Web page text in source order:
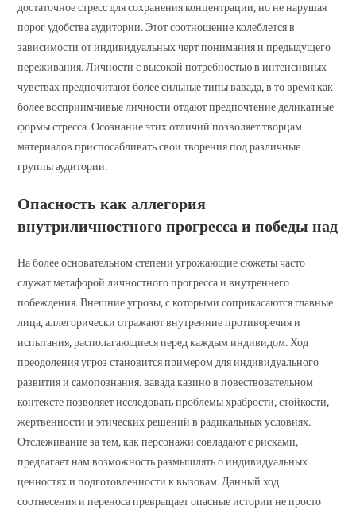
достаточное стресс для сохранения концентрации, но не нарушая
порог удобства аудитории. Этот соотношение колеблется в
зависимости от индивидуальных черт понимания и предыдущего
переживания. Личности с высокой потребностью в интенсивных
чувствах предпочитают более сильные типы вавада, в то время как
более восприимчивые личности отдают предпочтение деликатные
формы стресса. Осознание этих отличий позволяет творцам
материалов приспосабливать свои творения под различные
группы аудитории.
Опасность как аллегория
внутриличностного прогресса и победы над
На более основательном степени угрожающие сюжеты часто
служат метафорой личностного прогресса и внутреннего
побеждения. Внешние угрозы, с которыми соприкасаются главные
лица, аллегорически отражают внутренние противоречия и
испытания, располагающиеся перед каждым индивидом. Ход
преодоления угроз становится примером для индивидуального
развития и самопознания. вавада казино в повествовательном
контексте позволяет исследовать проблемы храбрости, стойкости,
жертвенности и этических решений в радикальных условиях.
Отслеживание за тем, как персонажи совладают с рисками,
предлагает нам возможность размышлять о индивидуальных
ценностях и подготовленности к вызовам. Данный ход
соотнесения и переноса превращает опасные истории не просто